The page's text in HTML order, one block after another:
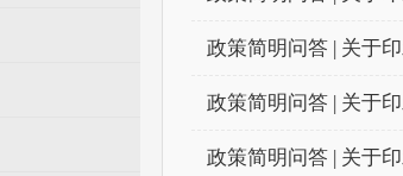
政策简明问答 | 关于
政策简明问答 | 关于
政策简明问答 | 关于